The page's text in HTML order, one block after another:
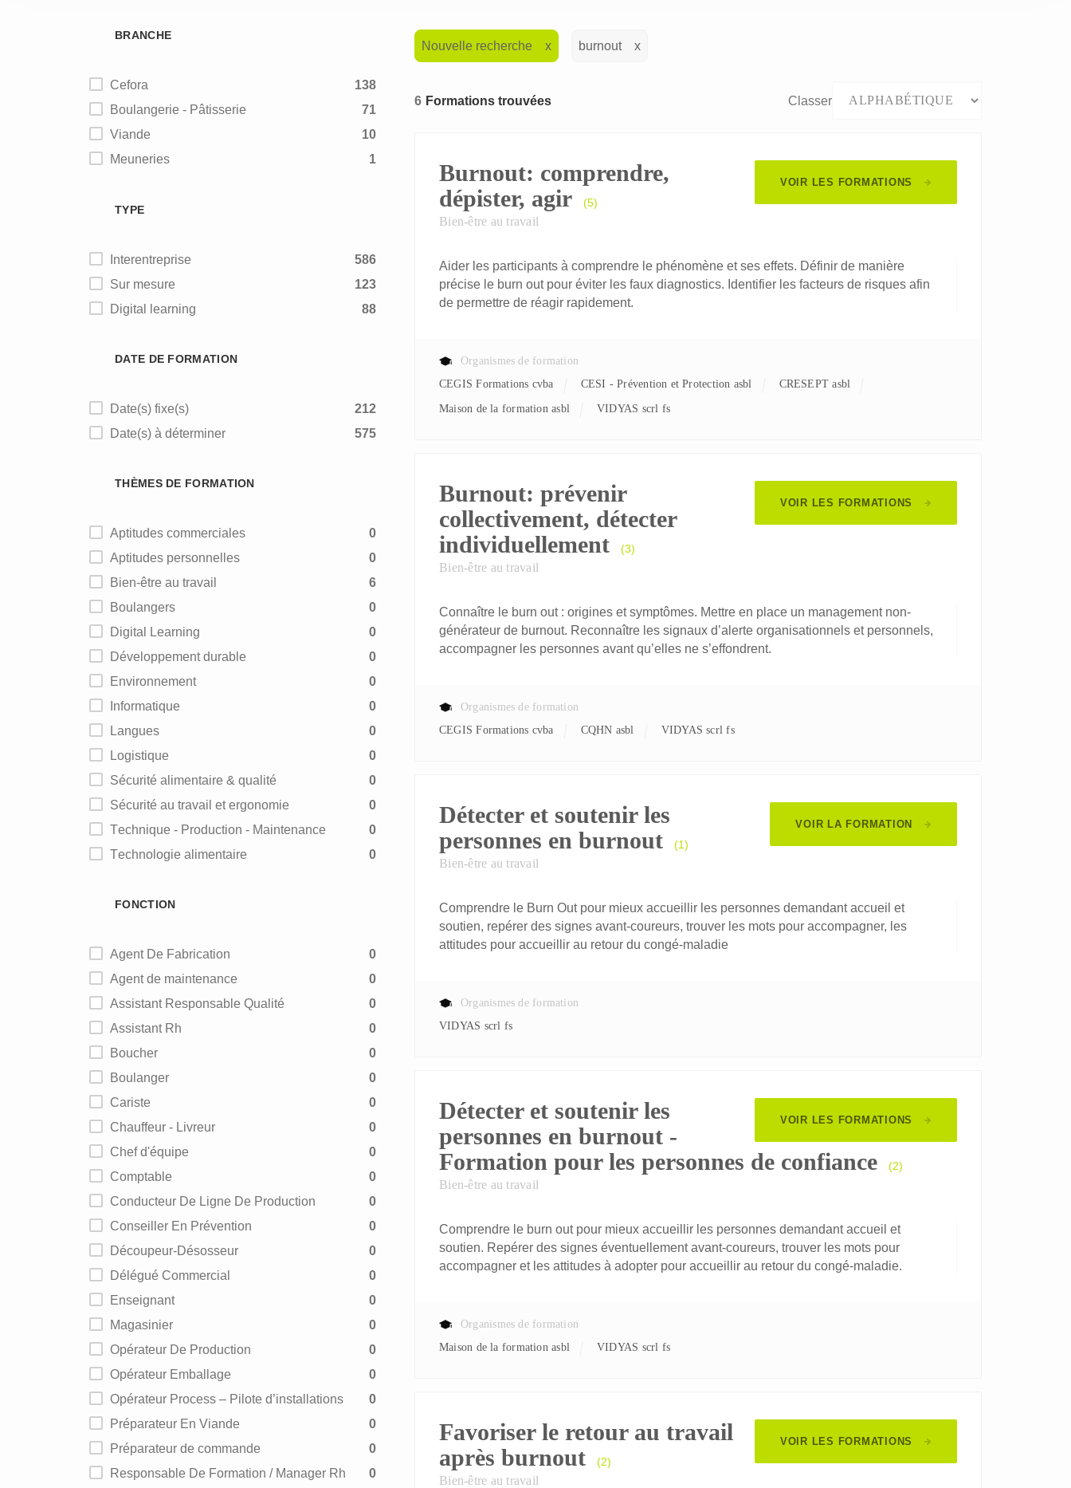
BRANCHE
Cefora
138
Boulangerie - Pâtisserie
71
Viande
10
Meuneries
1
TYPE
Interentreprise
586
Sur mesure
123
Digital learning
88
DATE DE FORMATION
Date(s) fixe(s)
212
Date(s) à déterminer
575
THÈMES DE FORMATION
Aptitudes commerciales
0
Aptitudes personnelles
0
Bien-être au travail
6
Boulangers
0
Digital Learning
0
Développement durable
0
Environnement
0
Informatique
0
Langues
0
Logistique
0
Sécurité alimentaire & qualité
0
Sécurité au travail et ergonomie
0
Technique - Production - Maintenance
0
Technologie alimentaire
0
FONCTION
Agent De Fabrication
0
Agent de maintenance
0
Assistant Responsable Qualité
0
Assistant Rh
0
Boucher
0
Boulanger
0
Cariste
0
Chauffeur - Livreur
0
Chef d'équipe
0
Comptable
0
Conducteur De Ligne De Production
0
Conseiller En Prévention
0
Découpeur-Désosseur
0
Délégué Commercial
0
Enseignant
0
Magasinier
0
Opérateur De Production
0
Opérateur Emballage
0
Opérateur Process – Pilote d’installations
0
Préparateur En Viande
0
Préparateur de commande
0
Responsable De Formation / Manager Rh
0
Nouvelle recherche burnout
6 Formations trouvées Classer
VOIR LES FORMATIONS
Burnout: comprendre,
dépister, agir
(5)
Bien-être au travail
Aider les participants à comprendre le phénomène et ses effets. Définir de manière
précise le burn out pour éviter les faux diagnostics. Identifier les facteurs de risques afin
de permettre de réagir rapidement.
Organismes de formation
CEGIS Formations cvba
CESI - Prévention et Protection asbl CRESEPT asbl
Maison de la formation asbl VIDYAS scrl fs
VOIR LES FORMATIONS
Burnout: prévenir
collectivement, détecter
individuellement
(3)
Bien-être au travail
Connaître le burn out : origines et symptômes. Mettre en place un management non-
générateur de burnout. Reconnaître les signaux d’alerte organisationnels et personnels,
accompagner les personnes avant qu’elles ne s’effondrent.
Organismes de formation
CEGIS Formations cvba
CQHN asbl VIDYAS scrl fs
VOIR LA FORMATION
Détecter et soutenir les
personnes en burnout
(1)
Bien-être au travail
Comprendre le Burn Out pour mieux accueillir les personnes demandant accueil et
soutien, repérer des signes avant-coureurs, trouver les mots pour accompagner, les
attitudes pour accueillir au retour du congé-maladie
Organismes de formation
VIDYAS scrl fs
VOIR LES FORMATIONS
Détecter et soutenir les
personnes en burnout -
Formation pour les personnes de confiance
(2)
Bien-être au travail
Comprendre le burn out pour mieux accueillir les personnes demandant accueil et
soutien. Repérer des signes éventuellement avant-coureurs, trouver les mots pour
accompagner et les attitudes à adopter pour accueillir au retour du congé-maladie.
Organismes de formation
Maison de la formation asbl
VIDYAS scrl fs
VOIR LES FORMATIONS
Favoriser le retour au travail
après burnout
(2)
Bien-être au travail